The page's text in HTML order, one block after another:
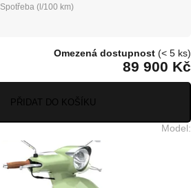
Spotřeba (l/100 km)
Omezená dostupnost (< 5 ks)
89 900 Kč
PŘIDAT DO KOŠÍKU
Model: